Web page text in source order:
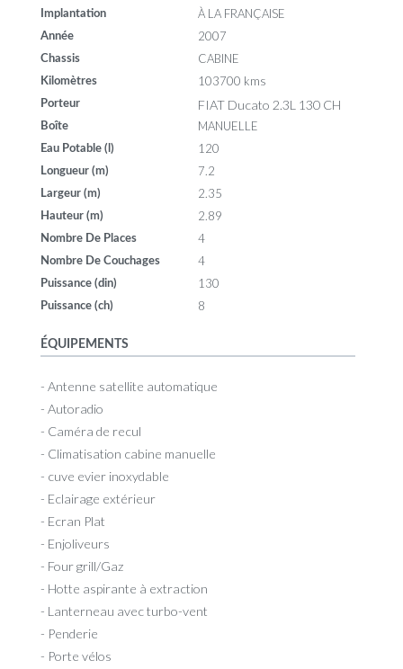
Implantation À LA FRANÇAISE
Année 2007
Chassis CABINE
Kilomètres 103700 kms
Porteur FIAT Ducato 2.3L 130 CH
Boîte MANUELLE
Eau Potable (l) 120
Longueur (m) 7.2
Largeur (m) 2.35
Hauteur (m) 2.89
Nombre De Places 4
Nombre De Couchages 4
Puissance (din) 130
Puissance (ch) 8
ÉQUIPEMENTS
- Antenne satellite automatique
- Autoradio
- Caméra de recul
- Climatisation cabine manuelle
- cuve evier inoxydable
- Eclairage extérieur
- Ecran Plat
- Enjoliveurs
- Four grill/Gaz
- Hotte aspirante à extraction
- Lanterneau avec turbo-vent
- Penderie
- Porte vélos